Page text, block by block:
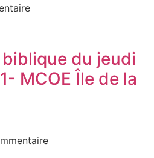
du jeudi
MCOE Île de la